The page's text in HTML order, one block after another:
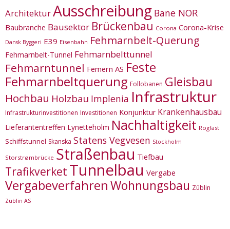
ArchitekturAusschreibung Bane NOR
Baubranche Bausektor Brückenbau Corona Corona-Krise
Dansk Byggeri E39 Eisenbahn Fehmarnbelt-Querung
Fehmarnbelt-Tunnel Fehmarnbelttunnel
Fehmarntunnel Femern AS Feste
Fehmarnbeltquerung Follobanen Gleisbau
Hochbau Holzbau Implenia Infrastruktur
Infrastrukturinvestitionen Investitionen Konjunktur Krankenhausbau
Lieferantentreffen Lynetteholm Nachhaltigkeit Rogfast
Schiffstunnel Skanska Statens Vegvesen Stockholm
Storstrømbrücke Straßenbau Tiefbau
Trafikverket Tunnelbau Vergabe
VergabeverfahrenWohnungsbau Züblin
Züblin AS